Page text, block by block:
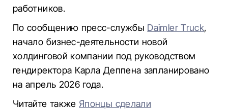
работников.
По сообщению пресс-службы Daimler Truck,
начало бизнес-деятельности новой
холдинговой компании под руководством
гендиректора Карла Деппена запланировано
на апрель 2026 года.
Читайте также Японцы сделали